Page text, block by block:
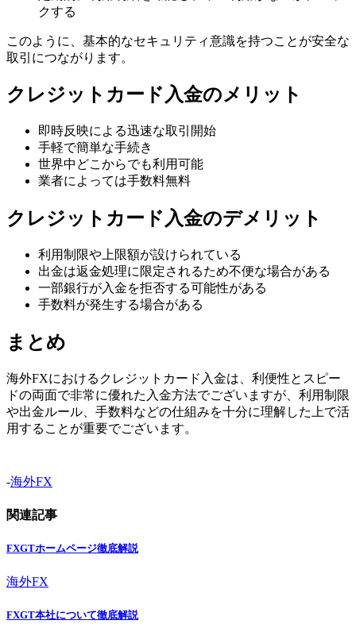
クする
このように、基本的なセキュリティ意識を持つことが安全な
取引につながります。
クレジットカード入金のメリット
即時反映による迅速な取引開始
手軽で簡単な手続き
世界中どこからでも利用可能
業者によっては手数料無料
クレジットカード入金のデメリット
利用制限や上限額が設けられている
出金は返金処理に限定されるため不便な場合がある
一部銀行が入金を拒否する可能性がある
手数料が発生する場合がある
まとめ
海外FXにおけるクレジットカード入金は、利便性とスピー
ドの両面で非常に優れた入金方法でございますが、利用制限
や出金ルール、手数料などの仕組みを十分に理解した上で活
用することが重要でございます。
-海外FX
関連記事
FXGTホームページ徹底解説
海外FX
FXGT本社について徹底解説